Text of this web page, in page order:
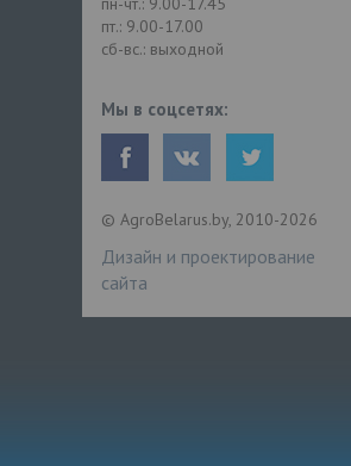
пт.: 9.00-17.00
сб-вс.: выходной
Мы в соцсетях:
© AgroBelarus.by, 2010-2026
Дизайн и проектирование
сайта